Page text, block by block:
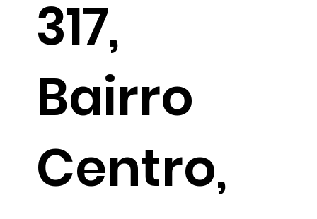
317,
Bairro
Centro,